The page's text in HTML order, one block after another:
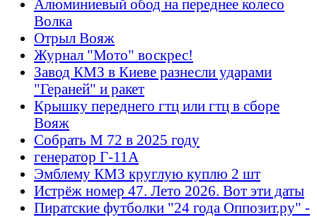
Алюминиевый обод на переднее колесо
Волка
Отрыл Вояж
Журнал "Мото" воскрес!
Завод КМЗ в Киеве разнесли ударами
"Гераней" и ракет
Крышку переднего гтц или гтц в сборе
Вояж
Собрать М 72 в 2025 году
генератор Г-11А
Эмблему КМЗ круглую куплю 2 шт
Истрёж номер 47. Лето 2026. Вот эти даты
Пиратские футболки "24 года Оппозит.ру" -